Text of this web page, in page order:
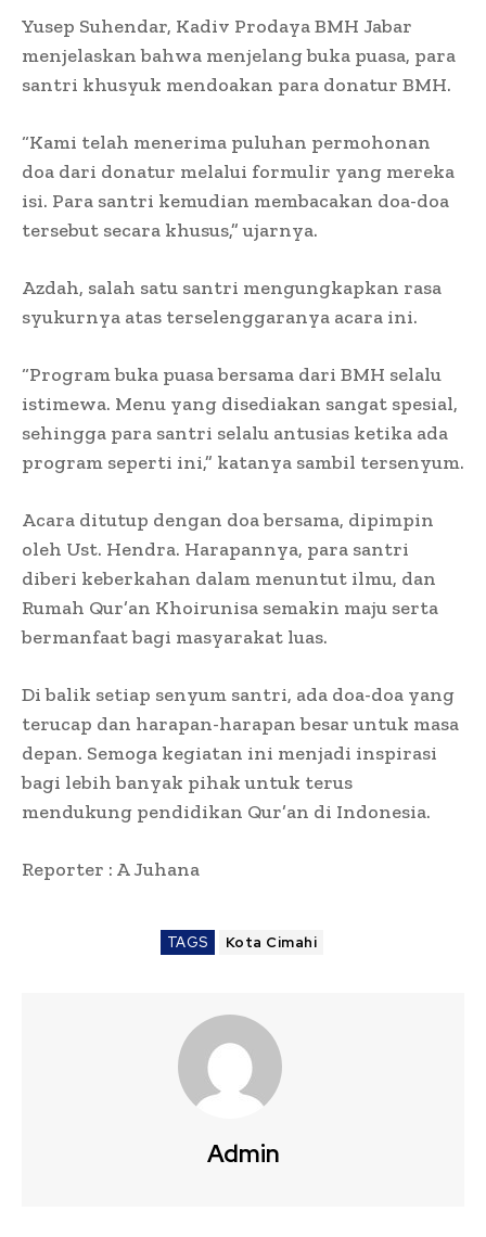
Yusep Suhendar, Kadiv Prodaya BMH Jabar
menjelaskan bahwa menjelang buka puasa, para
santri khusyuk mendoakan para donatur BMH.
“Kami telah menerima puluhan permohonan
doa dari donatur melalui formulir yang mereka
isi. Para santri kemudian membacakan doa-doa
tersebut secara khusus,” ujarnya.
Azdah, salah satu santri mengungkapkan rasa
syukurnya atas terselenggaranya acara ini.
“Program buka puasa bersama dari BMH selalu
istimewa. Menu yang disediakan sangat spesial,
sehingga para santri selalu antusias ketika ada
program seperti ini,” katanya sambil tersenyum.
Acara ditutup dengan doa bersama, dipimpin
oleh Ust. Hendra. Harapannya, para santri
diberi keberkahan dalam menuntut ilmu, dan
Rumah Qur’an Khoirunisa semakin maju serta
bermanfaat bagi masyarakat luas.
Di balik setiap senyum santri, ada doa-doa yang
terucap dan harapan-harapan besar untuk masa
depan. Semoga kegiatan ini menjadi inspirasi
bagi lebih banyak pihak untuk terus
mendukung pendidikan Qur’an di Indonesia.
Reporter : A Juhana
TAGS Kota Cimahi
Admin